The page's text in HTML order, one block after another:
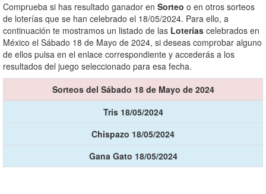
Comprueba si has resultado ganador en Sorteo o en otros sorteos
de loterías que se han celebrado el 18/05/2024. Para ello, a
continuación te mostramos un listado de las Loterías celebrados en
México el Sábado 18 de Mayo de 2024, si deseas comprobar alguno
de ellos pulsa en el enlace correspondiente y accederás a los
resultados del juego seleccionado para esa fecha.
Sorteos del Sábado 18 de Mayo de 2024
Tris 18/05/2024
Chispazo 18/05/2024
Gana Gato 18/05/2024